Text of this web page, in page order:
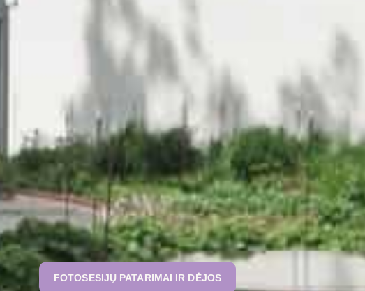
FOTOSESIJŲ PATARIMAI IR DĖJOS